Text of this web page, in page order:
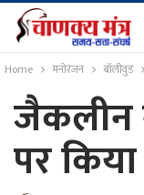
Home मनोरंजन बॉलीवुड
जैकलीन
पर